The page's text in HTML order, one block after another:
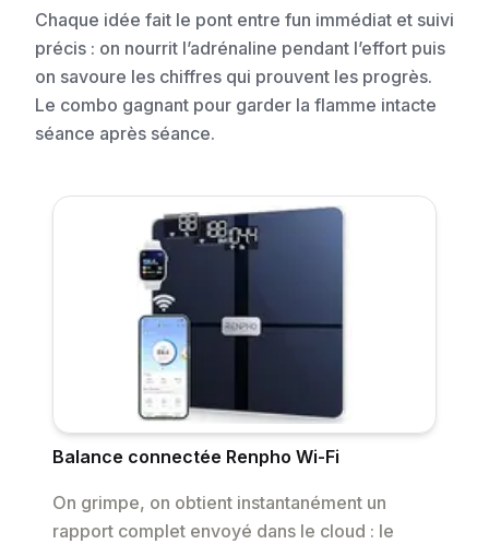
Chaque idée fait le pont entre fun immédiat et suivi
précis : on nourrit l’adrénaline pendant l’effort puis
on savoure les chiffres qui prouvent les progrès.
Le combo gagnant pour garder la flamme intacte
séance après séance.
Balance connectée Renpho Wi-Fi
On grimpe, on obtient instantanément un
rapport complet envoyé dans le cloud : le